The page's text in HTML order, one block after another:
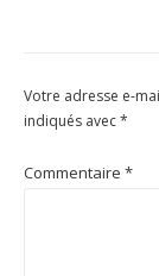
Votre adresse e-
indiqués avec*
Commentaire *